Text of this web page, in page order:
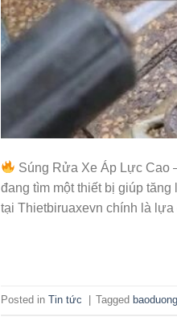
Súng Rửa Xe Áp Lực Cao
đang tìm một thiết bị giúp
tại Thietbiruaxevn chính là
Posted in Tin tức Tagged baoduong